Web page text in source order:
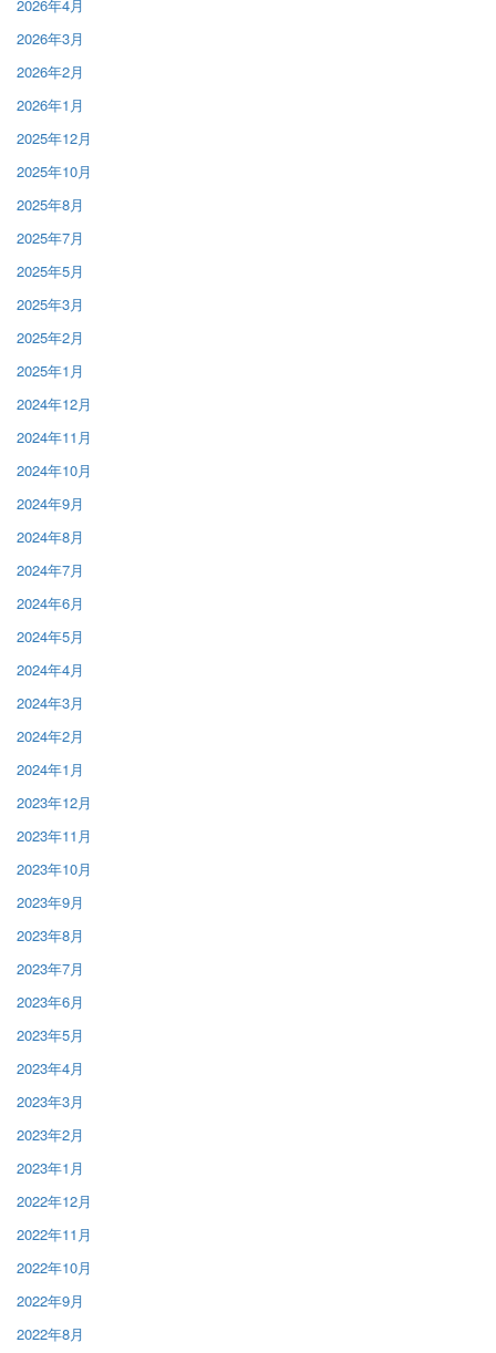
2026年4月
2026年3月
2026年2月
2026年1月
2025年12月
2025年10月
2025年8月
2025年7月
2025年5月
2025年3月
2025年2月
2025年1月
2024年12月
2024年11月
2024年10月
2024年9月
2024年8月
2024年7月
2024年6月
2024年5月
2024年4月
2024年3月
2024年2月
2024年1月
2023年12月
2023年11月
2023年10月
2023年9月
2023年8月
2023年7月
2023年6月
2023年5月
2023年4月
2023年3月
2023年2月
2023年1月
2022年12月
2022年11月
2022年10月
2022年9月
2022年8月